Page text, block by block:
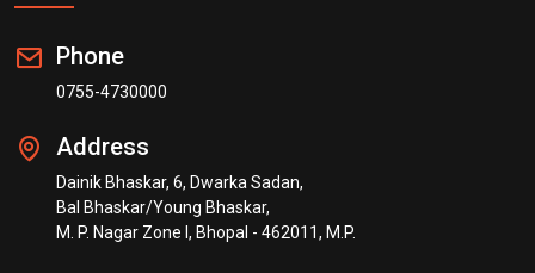
Phone
0755-4730000
Address
Dainik Bhaskar, 6, Dwarka Sadan,
Bal Bhaskar/Young Bhaskar,
M. P. Nagar Zone I, Bhopal - 462011, M.P.